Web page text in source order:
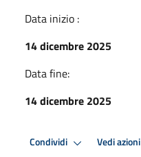
Data inizio :
14 dicembre 2025
Data fine:
14 dicembre 2025
Condividi Vedi azioni